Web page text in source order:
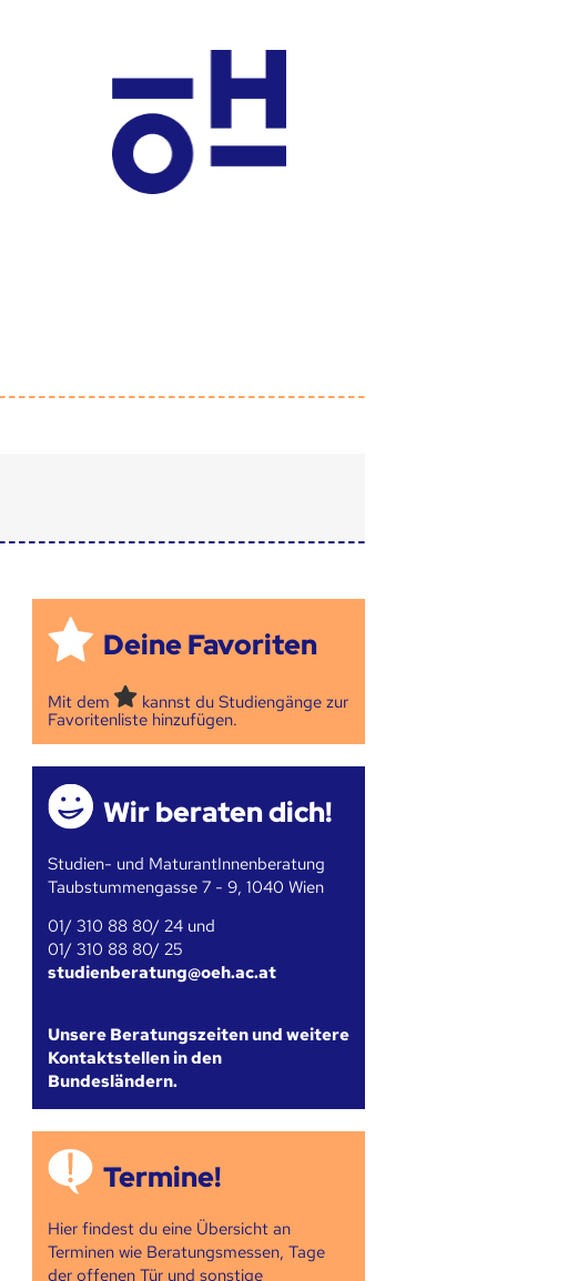
Deine Favoriten
Mit dem
kannst du Studiengänge zur
Favoritenliste hinzufügen.
Wir beraten dich!
Studien- und MaturantInnenberatung
Taubstummengasse 7 - 9, 1040 Wien
01/ 310 88 80/ 24 und
01/ 310 88 80/ 25
studienberatung@oeh.ac.at
Unsere Beratungszeiten und weitere
Kontaktstellen in den
Bundesländern.
Termine!
Hier findest du eine Übersicht an
Terminen wie Beratungsmessen, Tage
der offenen Tür und sonstige